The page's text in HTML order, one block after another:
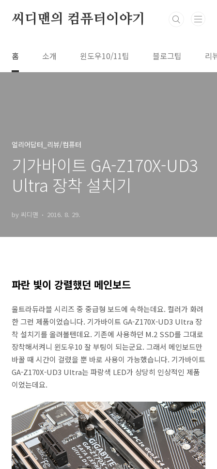
씨디맨의 컴퓨터이야기
홈 소개 윈도우10/11팁 블로그팁 리
얼리어답터_리뷰/컴퓨터
기가바이트 GA-Z170X-UD3
Ultra 장착 설치기
by 씨디맨 2016. 8. 29.
파란 빛이 강렬했던 메인보드
울트라듀라블 시리즈 중 중급형 보드에 속하는데요. 컬러가 화려
한 그런 제품이었습니다. 기가바이트 GA-Z170X-UD3 Ultra 장
착 설치기를 올려볼텐데요. 기존에 사용하던 M.2 SSD를 그대로
장착해서켜니 윈도우10 잘 부팅이 되는군요. 그래서 메인보드만
바꿀 때 시간이 걸렸을 뿐 바로 사용이 가능했습니다. 기가바이트
GA-Z170X-UD3 Ultra는 파랑색 LED가 상당히 인상적인 제품
이었는데요.